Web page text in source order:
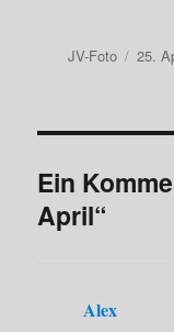
Autor
JV-Foto 25.
Ein
April“
Alex